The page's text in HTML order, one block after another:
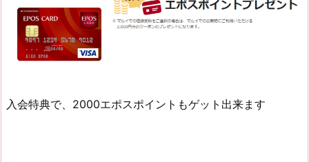
入会特典で、2000エポスポイントもゲット出来ます